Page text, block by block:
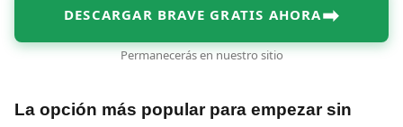
DESCARGAR BRAVE GRATIS AHORA➡
Permanecerás en nuestro sitio
La opción más popular para empezar sin